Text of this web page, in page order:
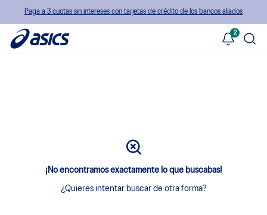
Paga a 3 cuotas sin intereses con tarjetas de crédito de los bancos aliados
2
¡No encontramos exactamente lo que buscabas!
¿Quieres intentar buscar de otra forma?